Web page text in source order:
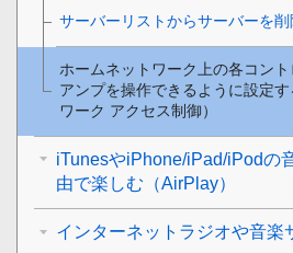
サーバーリストからサーバーを削
ホームネットワーク上の各コン
アンプを操作できるように設定
ワーク アクセス制御）
iTunesやiPhone/iPad/iPodの
由で楽しむ（AirPlay）
インターネットラジオや音楽